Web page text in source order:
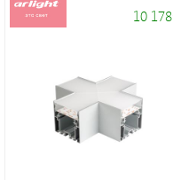
10 178